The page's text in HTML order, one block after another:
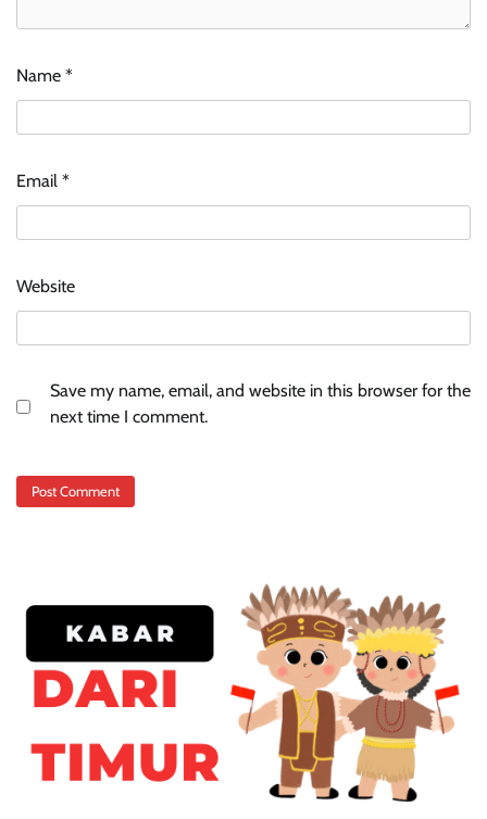
Name *
Email *
Website
Save my name, email, and website in this browser for the
next time I comment.